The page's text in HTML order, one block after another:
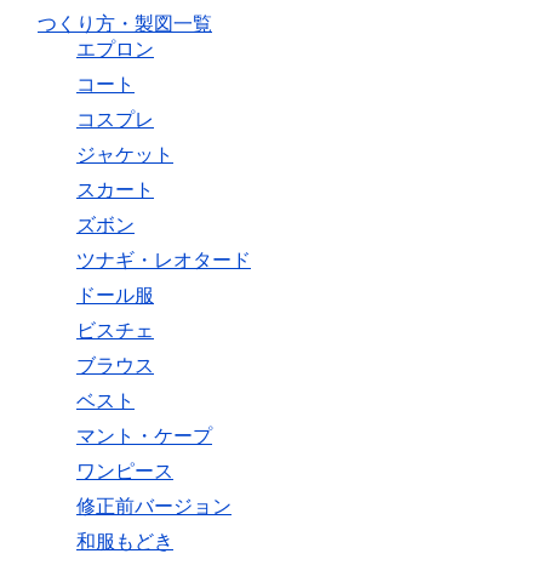
つくり方・製図一覧
エプロン
コート
コスプレ
ジャケット
スカート
ズボン
ツナギ・レオタード
ドール服
ビスチェ
ブラウス
ベスト
マント・ケープ
ワンピース
修正前バージョン
和服もどき